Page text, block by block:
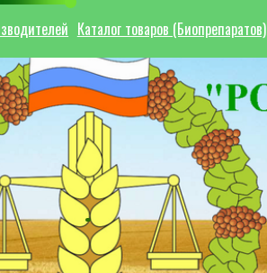
Каталог товаров (Биопрепаратов)